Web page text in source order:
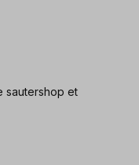
sautershop et